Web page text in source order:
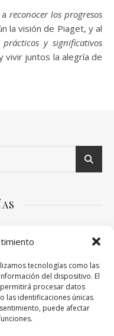
tecnologías como las
del dispositivo. El
procesar datos
las identificaciones únicas
puede afectar
reconocer los progresos
la visión de Piaget, y al
prácticos y significativos
vivir juntos la alegría de